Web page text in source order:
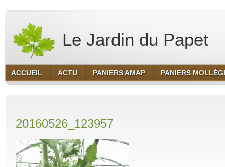
Le Jardin du Papet
ACCUEIL ACTU PANIERS AMAP PANIERS
20160526_123957